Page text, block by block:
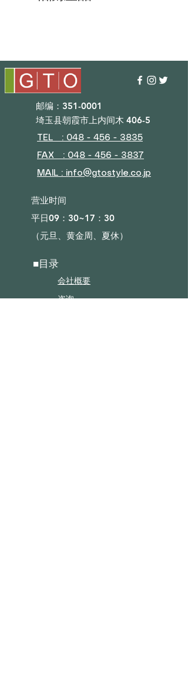
邮编：351-0001
埼玉县朝霞市上内间木 406-5
TEL : 048 - 456 - 3835​
FAX : 048 - 456 - 3837
MAIL : info@gtostyle.co.jp
营业时间​
平日09：30~17：30
（元旦、黄金周、夏休）
■目录
会社概要
咨询